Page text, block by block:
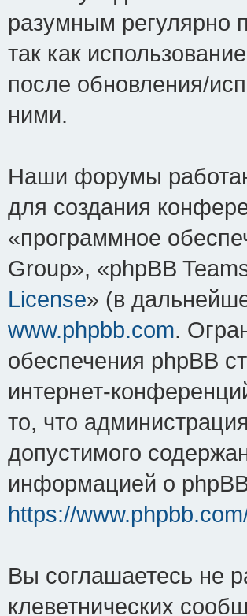
разумным регулярно
так как
после обновления/
ними.
Наши форумы
для создания
«программное
Group», «phpBB
License» (в
www.phpbb.com.
обеспечения phpBB
интернет-
то, что
допустимого
информацией о
https://
Вы соглашаетесь не
клеветнических